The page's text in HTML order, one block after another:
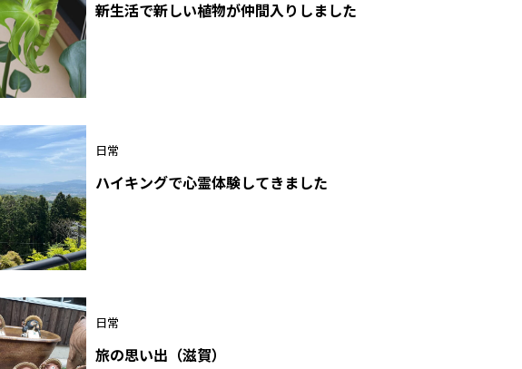
新生活で新しい植物が仲間入りしました
日常
ハイキングで心霊体験してきました
日常
旅の思い出（滋賀）